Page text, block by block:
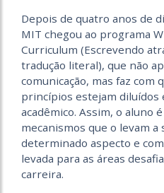
Depois de quatro anos de
MIT chegou ao programa
Curriculum (Escrevendo
tradução literal), que não
comunicação, mas faz com
princípios estejam diluídos
acadêmico. Assim, o aluno
mecanismos que o levam
determinado aspecto e
levada para as áreas
carreira.